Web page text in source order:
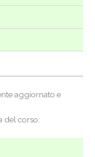
aggiornato e
del corso: